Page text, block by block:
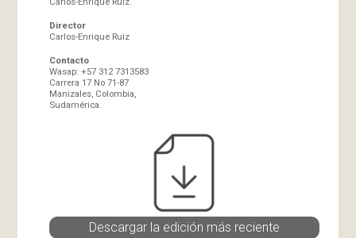
Director
Carlos-Enrique Ruiz
Contacto
Wasap: +57 312 7313583
Carrera 17 No 71-87
Manizales, Colombia,
Sudamérica.
Descargar la edición más reciente